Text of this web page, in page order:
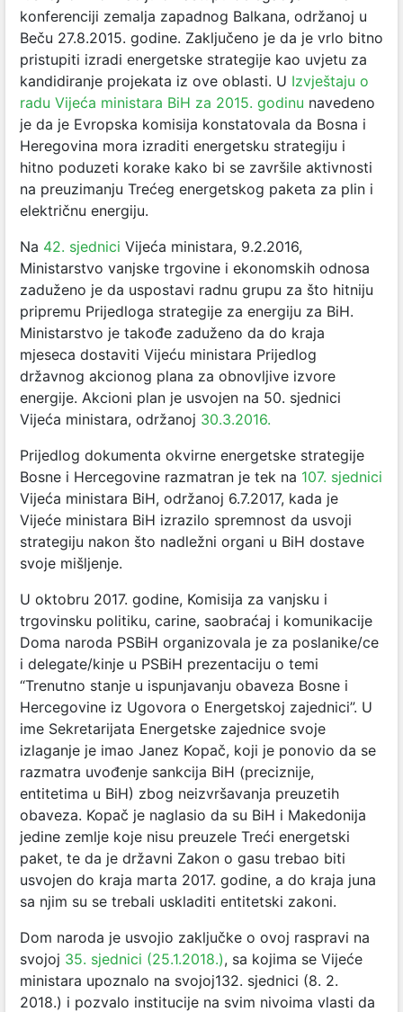
konferenciji zemalja zapadnog Balkana, održanoj u
Beču 27.8.2015. godine. Zaključeno je da je vrlo bitno
pristupiti izradi energetske strategije kao uvjetu za
kandidiranje projekata iz ove oblasti. U Izvještaju o
radu Vijeća ministara BiH za 2015. godinu navedeno
je da je Evropska komisija konstatovala da Bosna i
Heregovina mora izraditi energetsku strategiju i
hitno poduzeti korake kako bi se završile aktivnosti
na preuzimanju Trećeg energetskog paketa za plin i
električnu energiju.
Na 42. sjednici Vijeća ministara, 9.2.2016,
Ministarstvo vanjske trgovine i ekonomskih odnosa
zaduženo je da uspostavi radnu grupu za što hitniju
pripremu Prijedloga strategije za energiju za BiH.
Ministarstvo je takođe zaduženo da do kraja
mjeseca dostaviti Vijeću ministara Prijedlog
državnog akcionog plana za obnovljive izvore
energije. Akcioni plan je usvojen na 50. sjednici
Vijeća ministara, održanoj 30.3.2016.
Prijedlog dokumenta okvirne energetske strategije
Bosne i Hercegovine razmatran je tek na 107. sjednici
Vijeća ministara BiH, održanoj 6.7.2017, kada je
Vijeće ministara BiH izrazilo spremnost da usvoji
strategiju nakon što nadležni organi u BiH dostave
svoje mišljenje.
U oktobru 2017. godine, Komisija za vanjsku i
trgovinsku politiku, carine, saobraćaj i komunikacije
Doma naroda PSBiH organizovala je za poslanike/ce
i delegate/kinje u PSBiH prezentaciju o temi
“Trenutno stanje u ispunjavanju obaveza Bosne i
Hercegovine iz Ugovora o Energetskoj zajednici”. U
ime Sekretarijata Energetske zajednice svoje
izlaganje je imao Janez Kopač, koji je ponovio da se
razmatra uvođenje sankcija BiH (preciznije,
entitetima u BiH) zbog neizvršavanja preuzetih
obaveza. Kopač je naglasio da su BiH i Makedonija
jedine zemlje koje nisu preuzele Treći energetski
paket, te da je državni Zakon o gasu trebao biti
usvojen do kraja marta 2017. godine, a do kraja juna
sa njim su se trebali uskladiti entitetski zakoni.
Dom naroda je usvojio zaključke o ovoj raspravi na
svojoj 35. sjednici (25.1.2018.), sa kojima se Vijeće
ministara upoznalo na svojoj132. sjednici (8. 2.
2018.) i pozvalo institucije na svim nivoima vlasti da